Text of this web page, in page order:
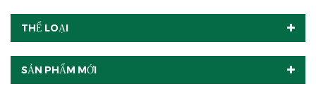
THỂ LOẠI
SẢN PHẨM MỚI